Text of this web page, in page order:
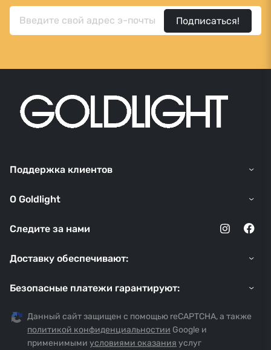
Подписаться!
Поддержка клиентов
O Goldlight
Следите за нами
Доставку обеспечивают:
Безопасные платежи гарантируют:
Данный сайт защищен с помощью reCAPTCHA, а также
политикой конфиденциальностии Google и
применимыми условиями оказания услуг